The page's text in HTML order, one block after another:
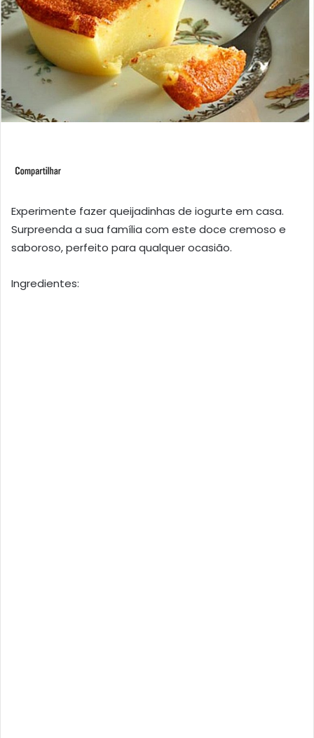
Experimente fazer queijadinhas de iogurte em casa.
Surpreenda a sua família com este doce cremoso e
saboroso, perfeito para qualquer ocasião.
Ingredientes: